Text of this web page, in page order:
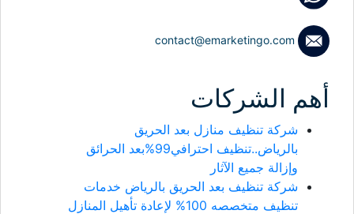
contact@emarketingo.com
أهم الشركات
شركة تنظيف منازل بعد الحريق
بالرياض..تنظيف احترافي99%بعد الحرائق
وإزالة جميع الآثار
شركة تنظيف بعد الحريق بالرياض خدمات
تنظيف متخصصه 100% لإعادة تأهيل المنازل